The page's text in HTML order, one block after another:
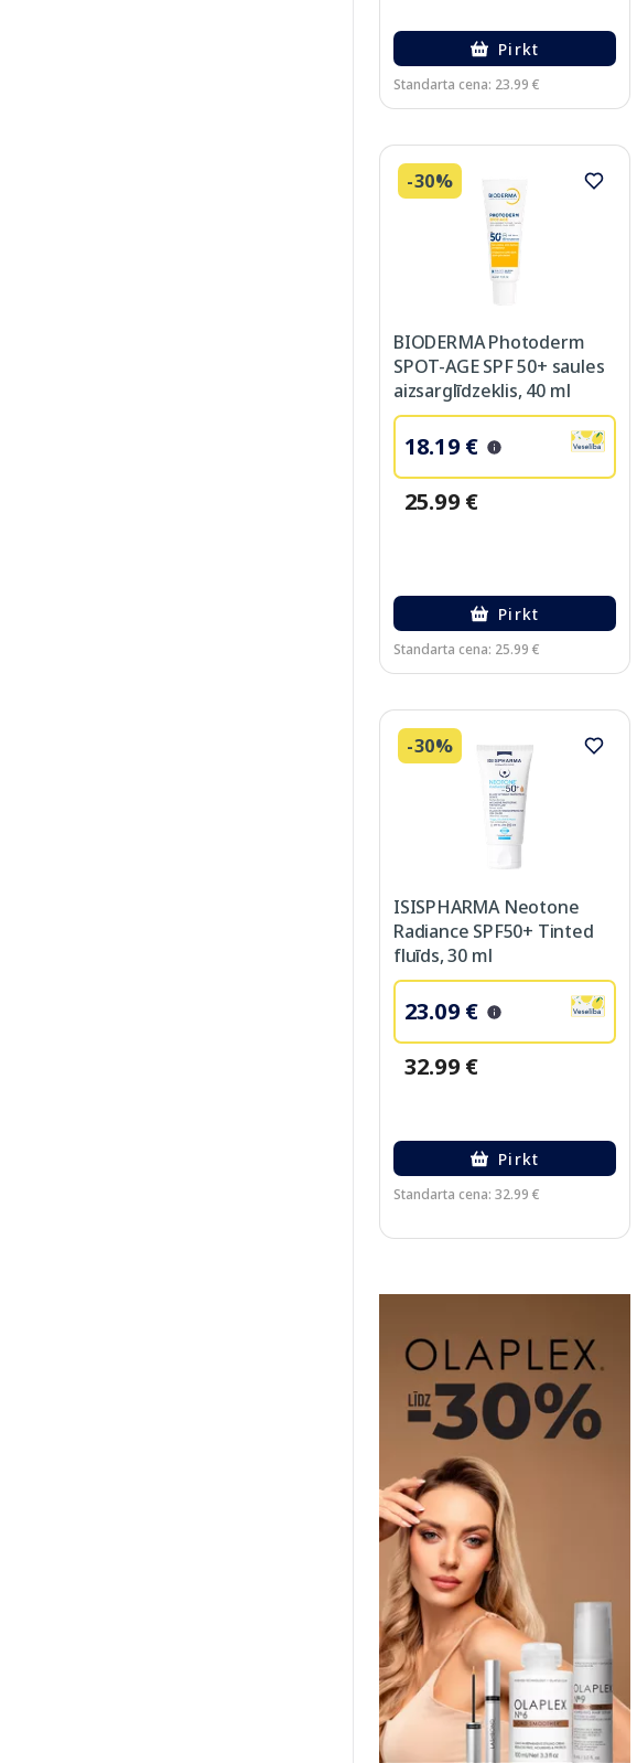
Pirkt
Standarta cena: 23.99 €
-30%
BIODERMA Photoderm
SPOT-AGE SPF 50+ saules
aizsarglīdzeklis, 40 ml
18.19 €
25.99 €
Pirkt
Standarta cena: 25.99 €
-30%
ISISPHARMA Neotone
Radiance SPF50+ Tinted
fluīds, 30 ml
23.09 €
32.99 €
Pirkt
Standarta cena: 32.99 €